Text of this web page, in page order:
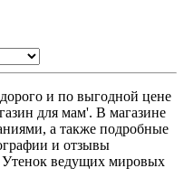
и по выгодной цене
для мам'. В магазине
а также подробные
и отзывы
ведущих мировых